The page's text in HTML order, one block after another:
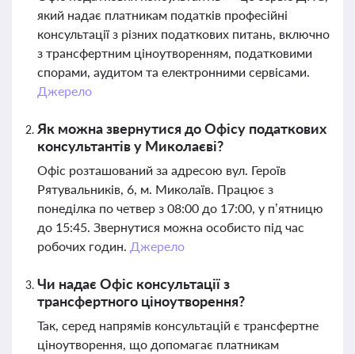
який надає платникам податків професійні
консультації з різних податкових питань, включно
з трансфертним ціноутворенням, податковими
спорами, аудитом та електронними сервісами.
Джерело
Як можна звернутися до Офісу податкових
консультантів у Миколаєві?
Офіс розташований за адресою вул. Героїв
Рятувальників, 6, м. Миколаїв. Працює з
понеділка по четвер з 08:00 до 17:00, у п’ятницю
до 15:45. Звернутися можна особисто під час
робочих годин. Джерело
Чи надає Офіс консультації з
трансфертного ціноутворення?
Так, серед напрямів консультацій є трансфертне
ціноутворення, що допомагає платникам